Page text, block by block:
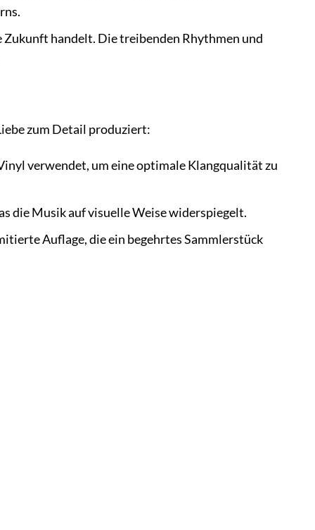
Zukunft handelt. Die treibenden Rhythmen und
zum Detail produziert:
verwendet, um eine optimale Klangqualität zu
die Musik auf visuelle Weise widerspiegelt.
Auflage, die ein begehrtes Sammlerstück